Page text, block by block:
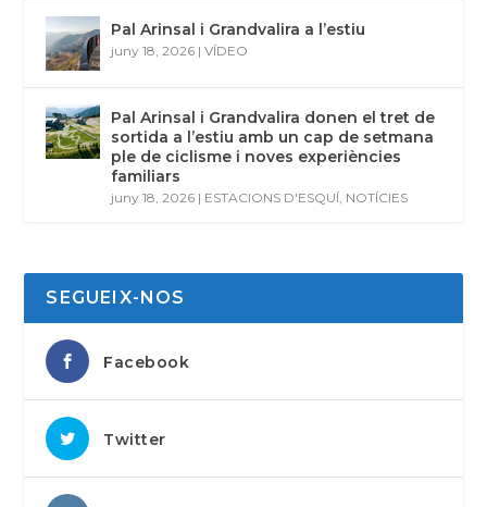
Pal Arinsal i Grandvalira a l’estiu
juny 18, 2026 |VÍDEO
Pal Arinsal i Grandvalira donen el tret de
sortida a l’estiu amb un cap de setmana
ple de ciclisme i noves experiències
familiars
juny 18, 2026 | ESTACIONS D'ESQUÍ, NOTÍCIES
SEGUEIX-NOS
Facebook
Twitter